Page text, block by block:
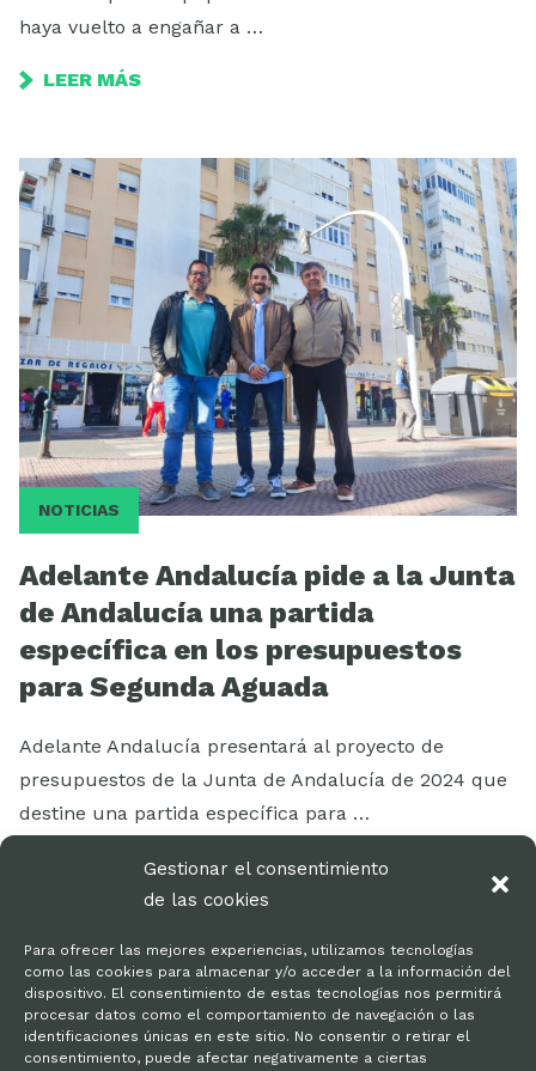
Gestionar el consentimiento
de las cookies
Para ofrecer las mejores experiencias, utilizamos tecnologías
como las cookies para almacenar y/o acceder a la información del
dispositivo. El consentimiento de estas tecnologías nos permitirá
procesar datos como el comportamiento de navegación o las
identificaciones únicas en este sitio. No consentir o retirar el
consentimiento, puede afectar negativamente a ciertas
haya vuelto a engañar a …
LEER MÁS
NOTICIAS
Adelante Andalucía pide a la Junta
de Andalucía una partida
específica en los presupuestos
para Segunda Aguada
Adelante Andalucía presentará al proyecto de
presupuestos de la Junta de Andalucía de 2024 que
destine una partida específica para …